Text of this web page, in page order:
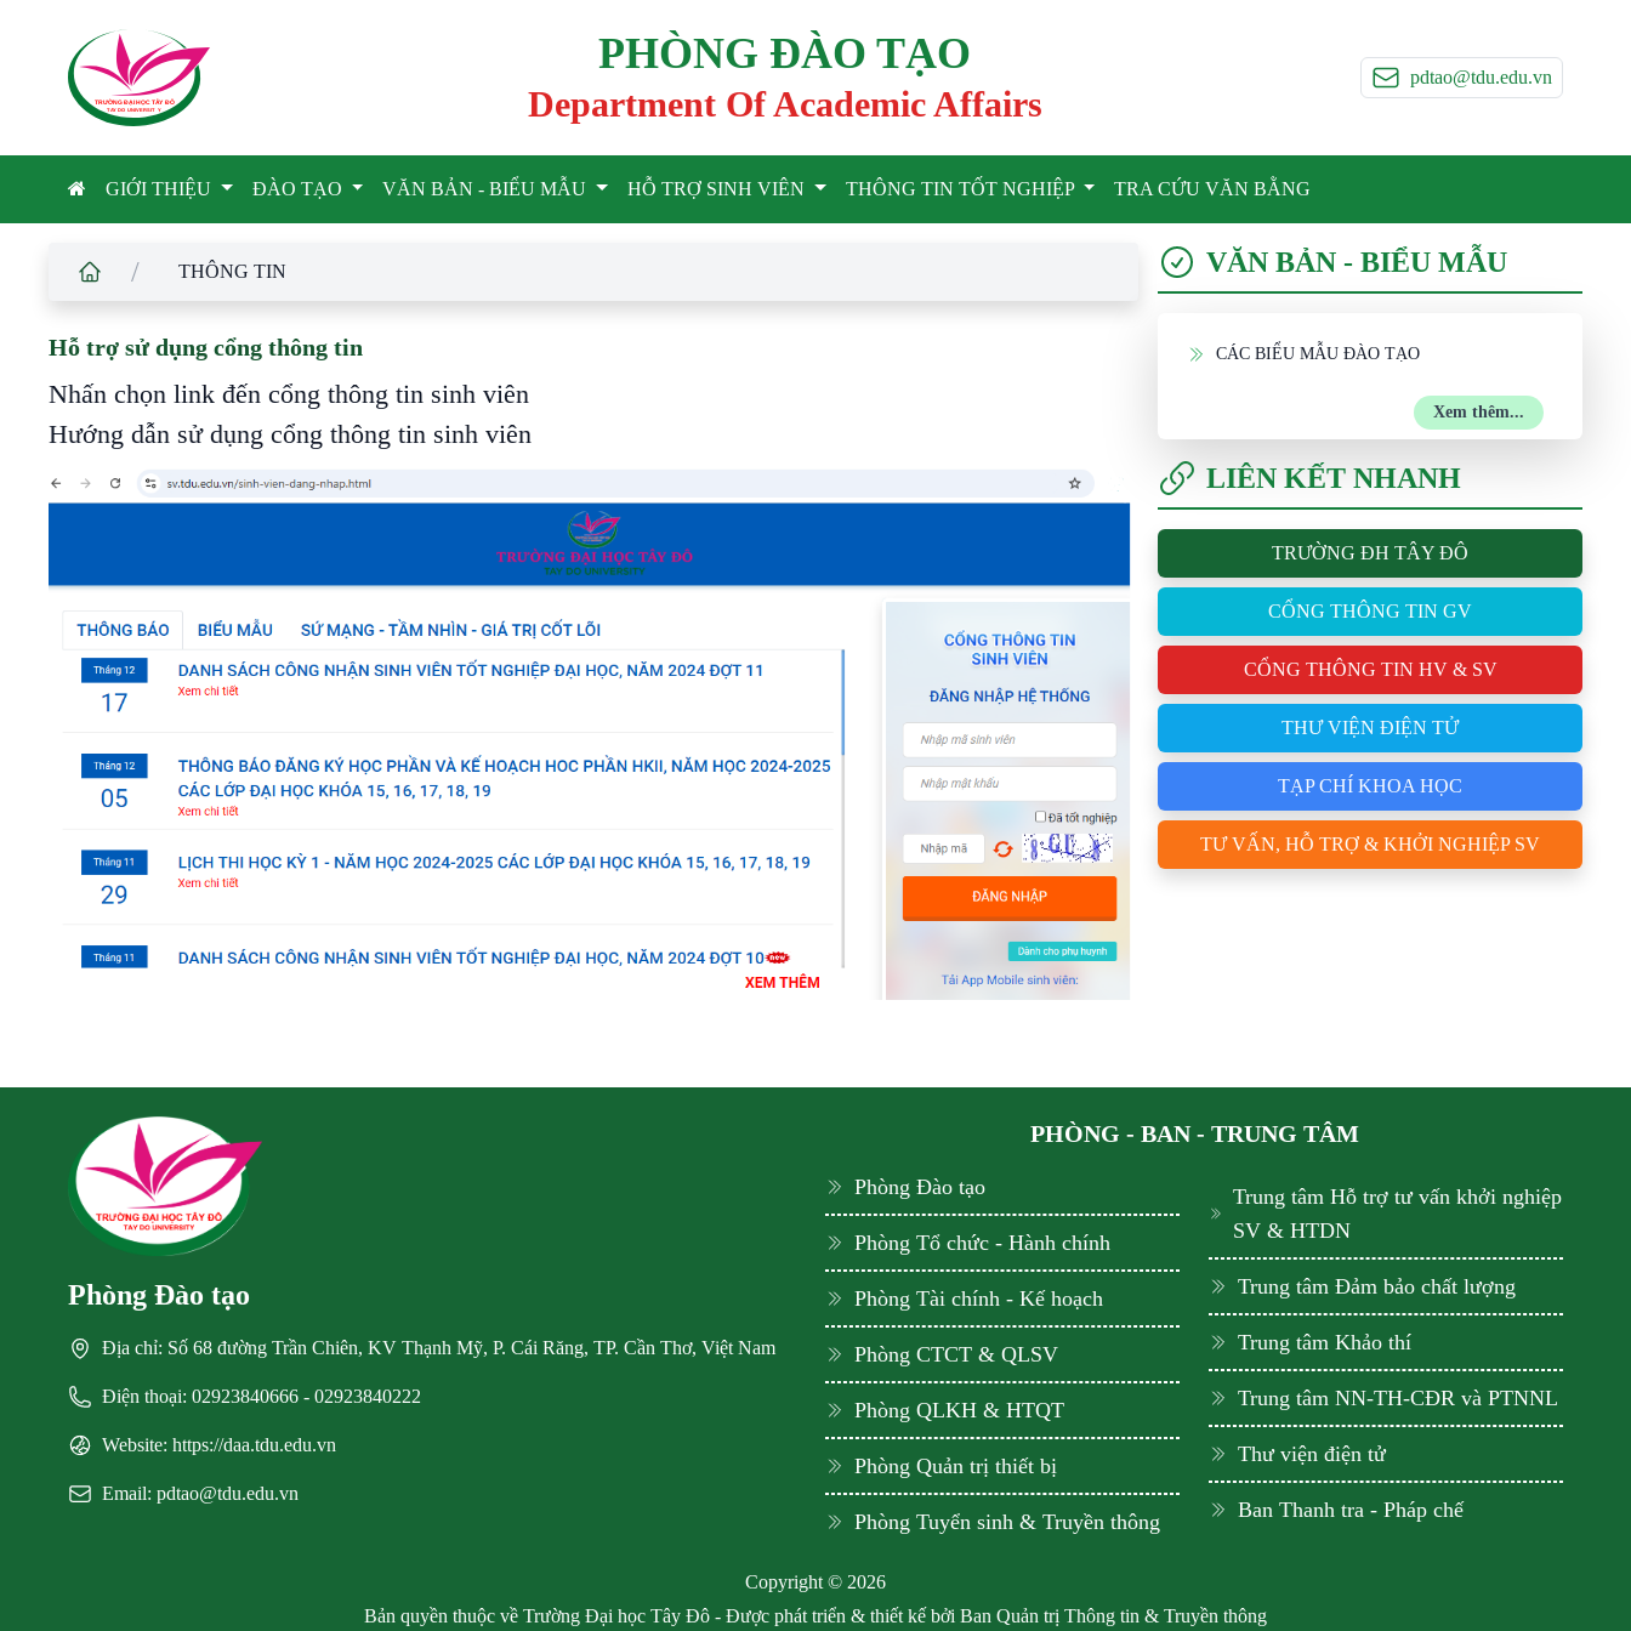
TRƯỜNG ĐẠI HỌC TÂY ĐÔ
TAY DO UNIVERSIT Y
PHÒNG ĐÀO TẠO
Department Of Academic Affairs
pdtao@tdu.edu.vn
GIỚI THIỆU ĐÀO TẠO VĂN BẢN - BIỂU MẪU HỖ TRỢ SINH VIÊN THÔNG TIN TỐT NGHIỆP TRA CỨU VĂN BẰNG
/ THÔNG TIN
Hỗ trợ sử dụng cổng thông tin
Nhấn chọn link đến cổng thông tin sinh viên
Hướng dẫn sử dụng cổng thông tin sinh viên
VĂN BẢN - BIỂU MẪU
CÁC BIỂU MẪU ĐÀO TẠO
Xem thêm...
LIÊN KẾT NHANH
TRƯỜNG ĐH TÂY ĐÔ
CỔNG THÔNG TIN GV
CỔNG THÔNG TIN HV & SV
THƯ VIỆN ĐIỆN TỬ
TẠP CHÍ KHOA HỌC
TƯ VẤN, HỖ TRỢ & KHỞI NGHIỆP SV
Phòng Đào tạo
Địa chỉ: Số 68 đường Trần Chiên, KV Thạnh Mỹ, P. Cái Răng, TP. Cần Thơ, Việt Nam
Điện thoại: 02923840666 - 02923840222
Website: https://daa.tdu.edu.vn
Email: pdtao@tdu.edu.vn
PHÒNG - BAN - TRUNG TÂM
Phòng Đào tạo
Phòng Tổ chức - Hành chính
Phòng Tài chính - Kế hoạch
Phòng CTCT & QLSV
Phòng QLKH & HTQT
Phòng Quản trị thiết bị
Phòng Tuyển sinh & Truyền thông
Trung tâm Hỗ trợ tư vấn khởi nghiệp
SV & HTDN
Trung tâm Đảm bảo chất lượng
Trung tâm Khảo thí
Trung tâm NN-TH-CĐR và PTNNL
Thư viện điện tử
Ban Thanh tra - Pháp chế
Copyright © 2026
Bản quyền thuộc về Trường Đại học Tây Đô - Được phát triển & thiết kế bởi Ban Quản trị Thông tin & Truyền thông